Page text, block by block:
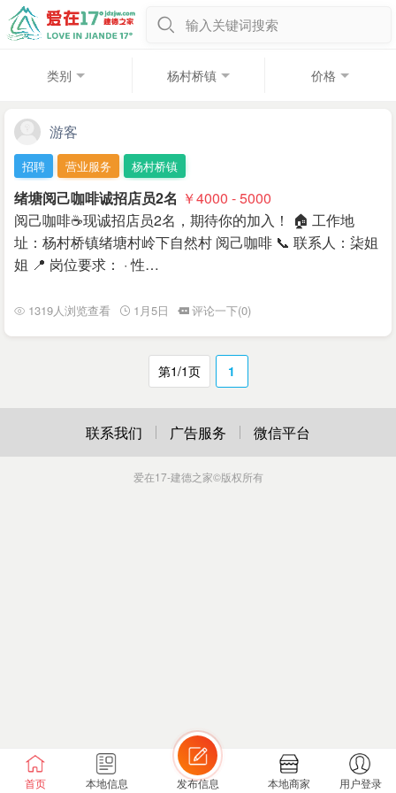
输入关键词搜索
类别 杨村桥镇 价格
游客
招聘 营业服务 杨村桥镇
绪塘阅己咖啡诚招店员2名 ￥4000 - 5000
阅己咖啡☕️现诚招店员2名，期待你的加入！ 🏠 工作地
址：杨村桥镇绪塘村岭下自然村 阅己咖啡 📞 联系人：柒姐
姐 📍 岗位要求： · 性…
1319人浏览查看 1月5日 评论一下(0)
第1/1页 1
首页 本地信息 发布信息 本地商家 用户登录
联系我们 广告服务 微信平台
爱在17-建德之家©版权所有